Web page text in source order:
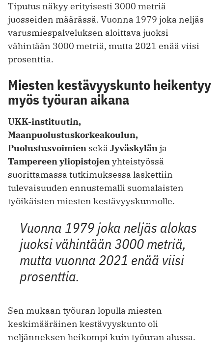
Tiputus näkyy erityisesti 3000 metriä
juosseiden määrässä. Vuonna 1979 joka neljäs
varusmiespalveluksen aloittava juoksi
vähintään 3000 metriä, mutta 2021 enää viisi
prosenttia.
Miesten kestävyyskunto heikentyy
myös työuran aikana
UKK-instituutin,
Maanpuolustuskorkeakoulun,
Puolustusvoimien sekä Jyväskylänja
Tampereen yliopistojenyhteistyössä
suorittamassa tutkimuksessa laskettiin
tulevaisuuden ennustemalli suomalaisten
työikäisten miesten kestävyyskunnolle.
Vuonna 1979 joka neljäs alokas
juoksi vähintään 3000 metriä,
mutta vuonna 2021 enää viisi
prosenttia.
Sen mukaan työuran lopulla miesten
keskimääräinen kestävyyskunto oli
neljänneksen heikompi kuin työuran alussa.